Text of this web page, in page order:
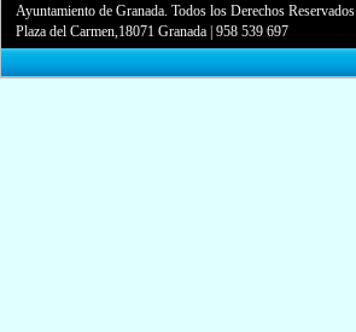
Ayuntamiento de Granada. Todos los Derechos Reservados.
Plaza del Carmen,18071 Granada |958 539 697